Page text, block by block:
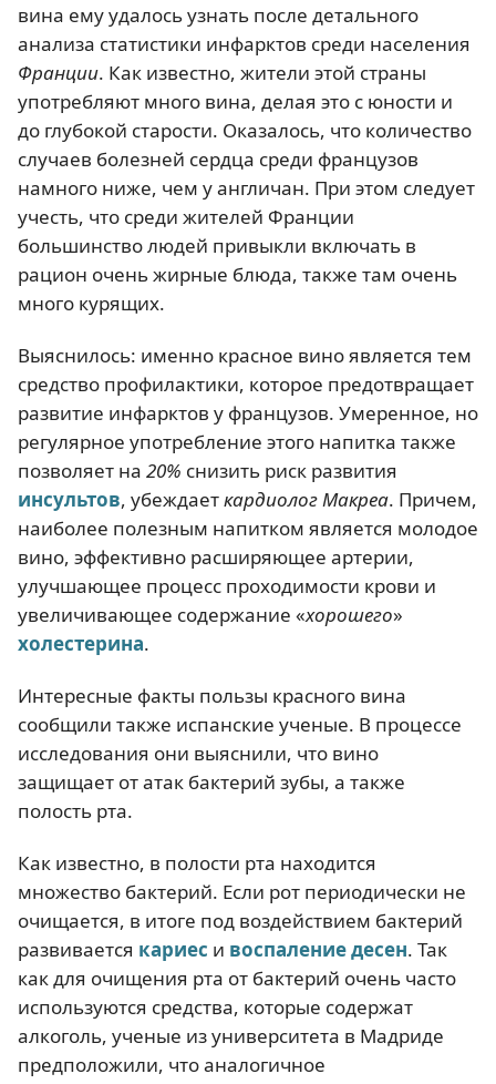
вина ему удалось узнать после детального
анализа статистики инфарктов среди населения
Франции. Как известно, жители этой страны
употребляют много вина, делая это с юности и
до глубокой старости. Оказалось, что количество
случаев болезней сердца среди французов
намного ниже, чем у англичан. При этом следует
учесть, что среди жителей Франции
большинство людей привыкли включать в
рацион очень жирные блюда, также там очень
много курящих.
Выяснилось: именно красное вино является тем
средство профилактики, которое предотвращает
развитие инфарктов у французов. Умеренное, но
регулярное употребление этого напитка также
позволяет на 20% снизить риск развития
инсультов, убеждаеткардиолог Макреа. Причем,
наиболее полезным напитком является молодое
вино, эффективно расширяющее артерии,
улучшающее процесс проходимости крови и
увеличивающее содержание «хорошего»
холестерина.
Интересные факты пользы красного вина
сообщили также испанские ученые. В процессе
исследования они выяснили, что вино
защищает от атак бактерий зубы, а также
полость рта.
Как известно, в полости рта находится
множество бактерий. Если рот периодически не
очищается, в итоге под воздействием бактерий
развивается кариес и воспаление десен. Так
как для очищения рта от бактерий очень часто
используются средства, которые содержат
алкоголь, ученые из университета в Мадриде
предположили, что аналогичное